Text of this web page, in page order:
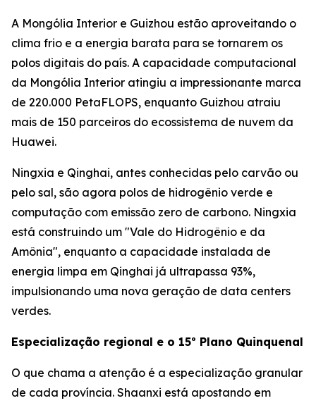
A Mongólia Interior e Guizhou estão aproveitando o
clima frio e a energia barata para se tornarem os
polos digitais do país. A capacidade computacional
da Mongólia Interior atingiu a impressionante marca
de 220.000 PetaFLOPS, enquanto Guizhou atraiu
mais de 150 parceiros do ecossistema de nuvem da
Huawei.
Ningxia e Qinghai, antes conhecidas pelo carvão ou
pelo sal, são agora polos de hidrogênio verde e
computação com emissão zero de carbono. Ningxia
está construindo um "Vale do Hidrogênio e da
Amônia", enquanto a capacidade instalada de
energia limpa em Qinghai já ultrapassa 93%,
impulsionando uma nova geração de data centers
verdes.
Especialização regional e o 15º Plano Quinquenal
O que chama a atenção é a especialização granular
de cada província. Shaanxi está apostando em